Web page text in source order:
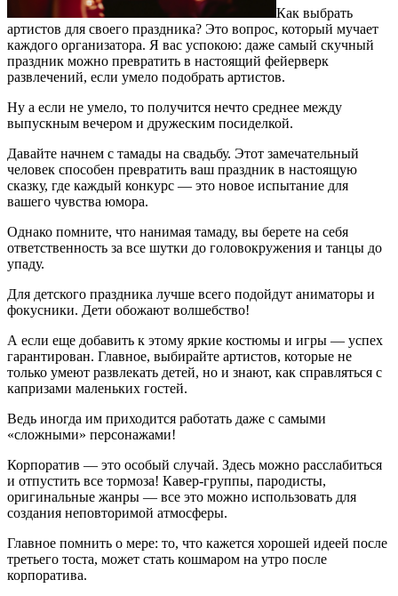
Как выбрать
артистов для своего праздника? Это вопрос, который мучает
каждого организатора. Я вас успокою: даже самый скучный
праздник можно превратить в настоящий фейерверк
развлечений, если умело подобрать артистов.
Ну а если не умело, то получится нечто среднее между
выпускным вечером и дружеским посиделкой.
Давайте начнем с тамады на свадьбу. Этот замечательный
человек способен превратить ваш праздник в настоящую
сказку, где каждый конкурс — это новое испытание для
вашего чувства юмора.
Однако помните, что нанимая тамаду, вы берете на себя
ответственность за все шутки до головокружения и танцы до
упаду.
Для детского праздника лучше всего подойдут аниматоры и
фокусники. Дети обожают волшебство!
А если еще добавить к этому яркие костюмы и игры — успех
гарантирован. Главное, выбирайте артистов, которые не
только умеют развлекать детей, но и знают, как справляться с
капризами маленьких гостей.
Ведь иногда им приходится работать даже с самыми
«сложными» персонажами!
Корпоратив — это особый случай. Здесь можно расслабиться
и отпустить все тормоза! Кавер-группы, пародисты,
оригинальные жанры — все это можно использовать для
создания неповторимой атмосферы.
Главное помнить о мере: то, что кажется хорошей идеей после
третьего тоста, может стать кошмаром на утро после
корпоратива.